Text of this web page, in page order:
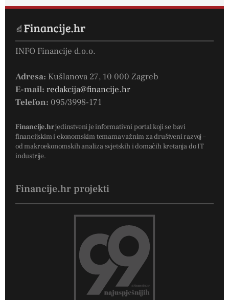
INFO Financije d.o.o.
Adresa: Kušlanova 27, 10 000 Zagreb
E-mail: redakcija@financije.hr
Telefon: 095/3998-171
Financije.hrjedinstveni je informativni portal koji se bavi
financijskim i ekonomskim temama važnim za društveni razvoj –
od makroekonomskih analiza svjetskih i domaćih kretanja do IT
industrije.
Financije.hr projekti